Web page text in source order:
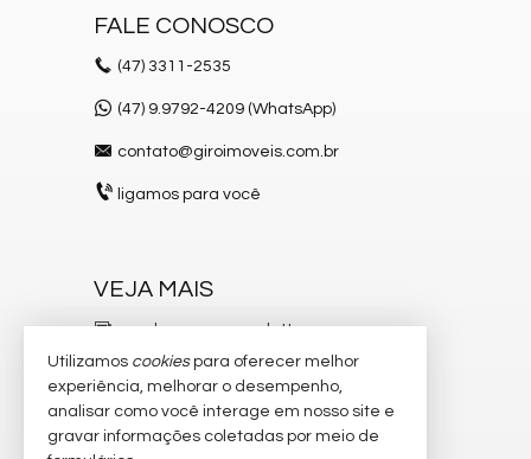
FALE CONOSCO
(47) 3311-2535
(47) 9.9792-4209 (WhatsApp)
contato@giroimoveis.com.br
ligamos para você
VEJA MAIS
receba nosso newsletter
indicadores financeiros
cadastre seu imóvel
Utilizamos cookiespara oferecer melhor
experiência, melhorar o desempenho,
analisar como você interage em nosso site e
gravar informações coletadas por meio de